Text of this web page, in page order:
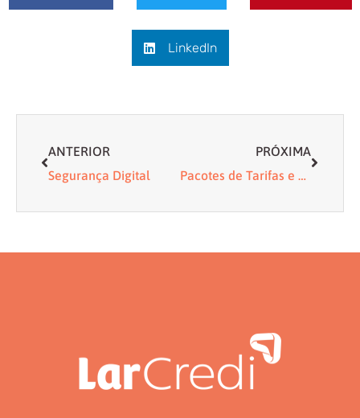
LinkedIn
ANTERIOR
Segurança Digital
PRÓXIMA
Pacotes de Tarifas e Serviços